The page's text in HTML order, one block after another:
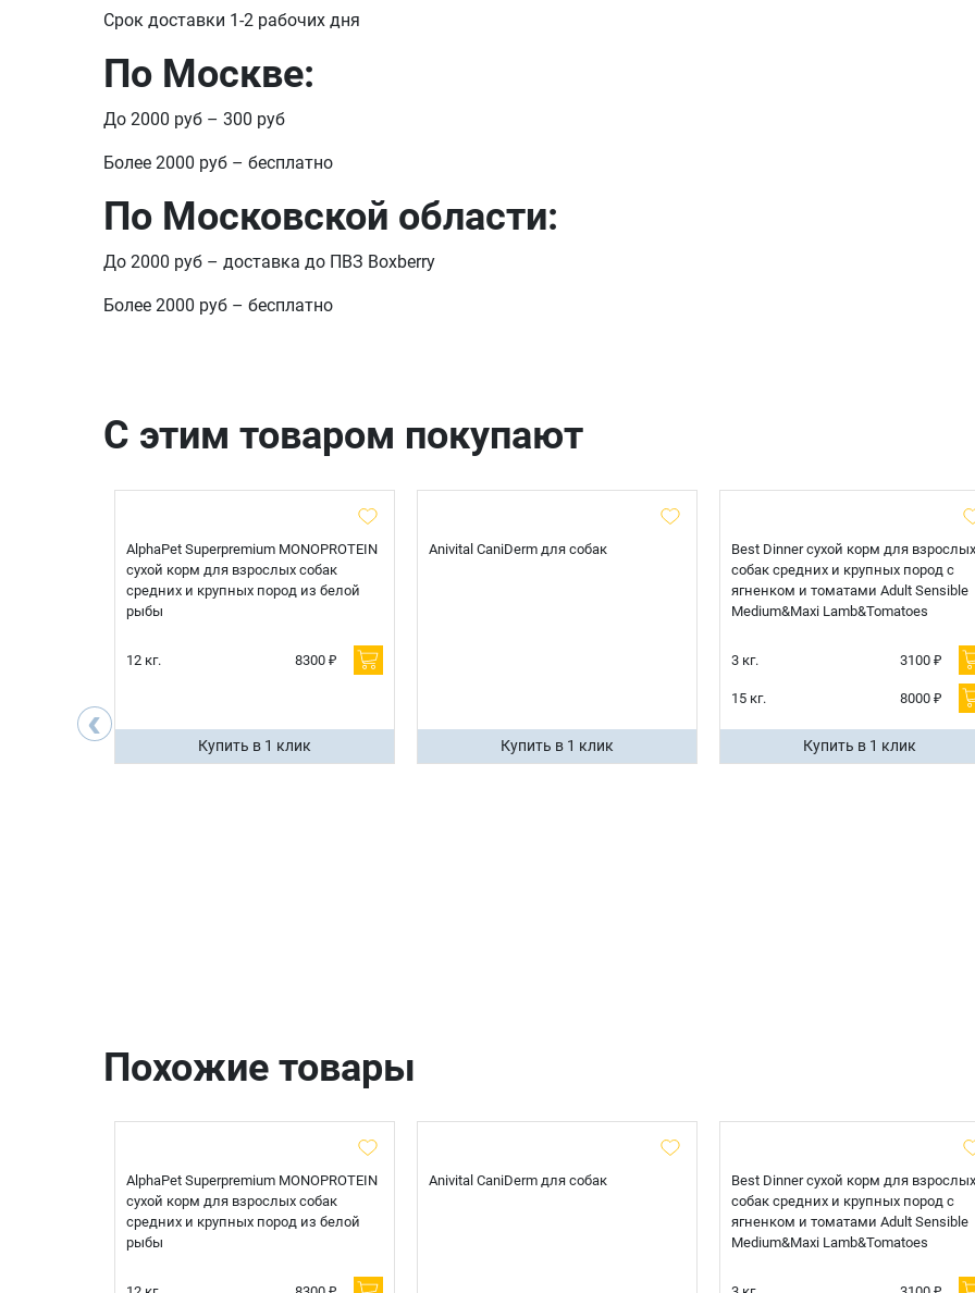
Срок доставки 1-2 рабочих дня
По Москве:
До 2000 руб – 300 руб
Более 2000 руб – бесплатно
По Московской области:
До 2000 руб – доставка до ПВЗ Boxberry
Более 2000 руб – бесплатно
С этим товаром покупают
‹
AlphaPet Superpremium MONOPROTEIN
сухой корм для взрослых собак
средних и крупных пород из белой
рыбы
12 кг. 8300 ₽
Купить в 1 клик
Anivital CaniDerm для собак
Купить в 1 клик
Best Dinner сухой корм для взрослых
собак средних и крупных пород с
ягненком и томатами Adult Sensible
Medium&Maxi Lamb&Tomatoes
3 кг. 3100 ₽
15 кг. 8000 ₽
Купить в 1 клик
Похожие товары
AlphaPet Superpremium MONOPROTEIN
сухой корм для взрослых собак
средних и крупных пород из белой
рыбы
Anivital CaniDerm для собак
Best Dinner сухой корм для взрослых
собак средних и крупных пород с
ягненком и томатами Adult Sensible
Medium&Maxi Lamb&Tomatoes